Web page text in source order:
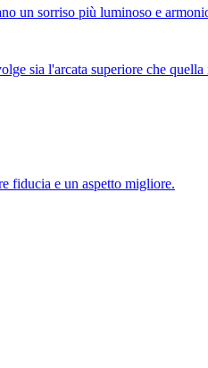
un sorriso più luminoso e
sia l'arcata superiore che quella
fiducia e un aspetto migliore.